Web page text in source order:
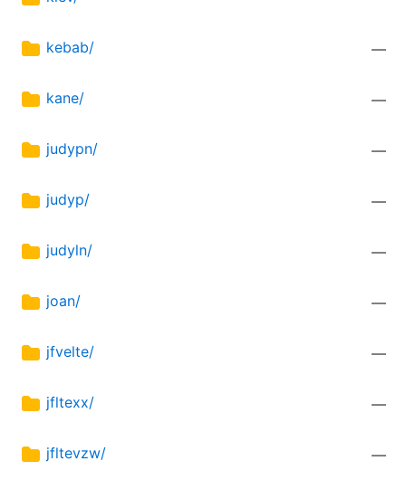
kebab/ —
kane/ —
judypn/ —
judyp/ —
judyln/ —
joan/ —
jfvelte/ —
jfltexx/ —
jfltevzw/ —